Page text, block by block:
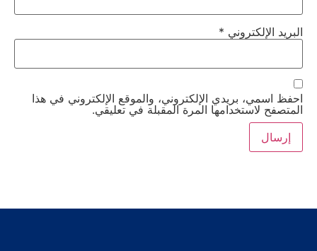
البريد الإلكتروني *
احفظ اسمي، بريدي الإلكتروني، والموقع الإلكتروني في هذا
المتصفح لاستخدامها المرة المقبلة في تعليقي.